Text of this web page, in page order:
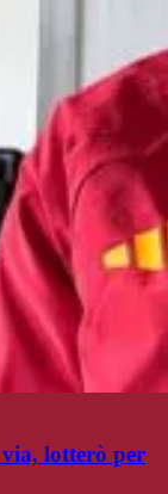
lotterò per